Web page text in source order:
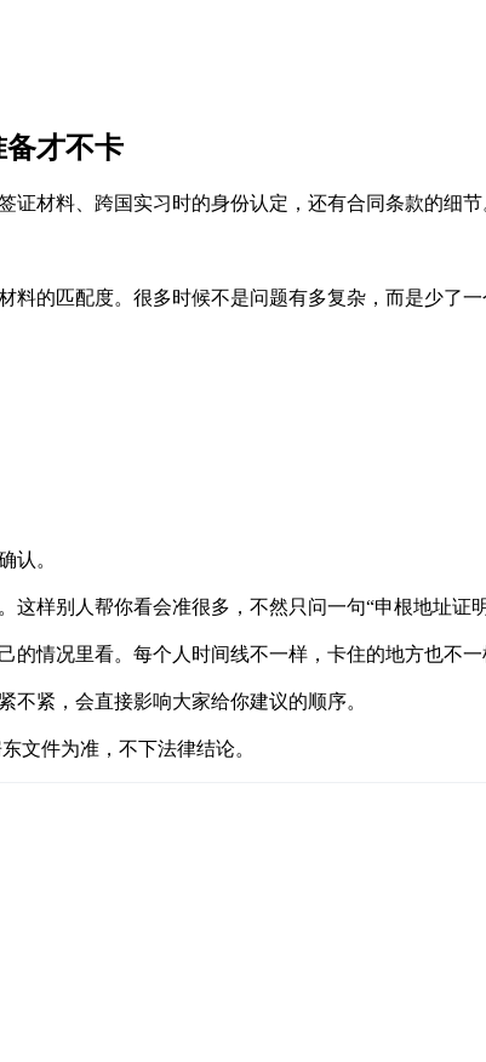
才不卡
材料、跨国实习时的身份认定，还有合同条款的细节
的匹配度。很多时候不是问题有多复杂，而是少了
认。
样别人帮你看会准很多，不然只问一句“申根地址证
情况里看。每个人时间线不一样，卡住的地方也不一
紧，会直接影响大家给你建议的顺序。
文件为准，不下法律结论。